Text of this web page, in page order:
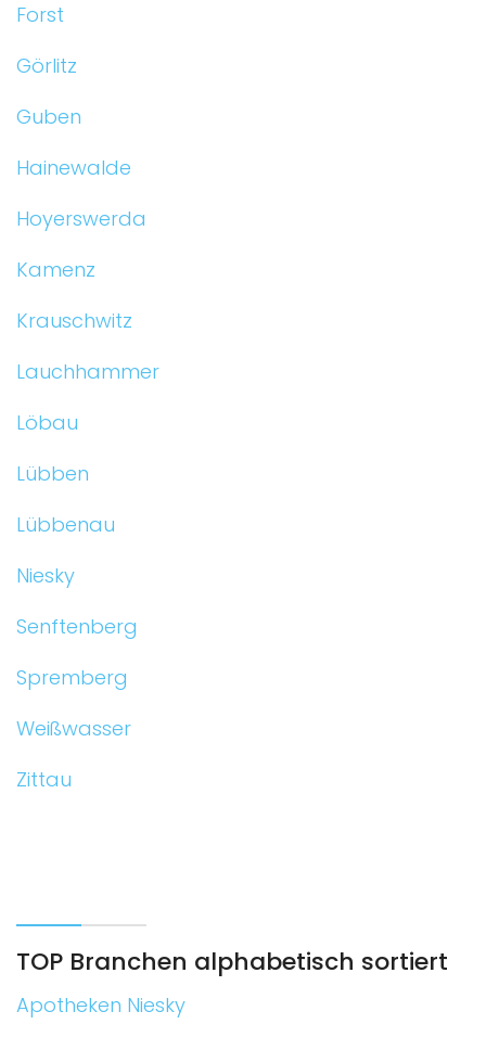
Forst
Görlitz
Guben
Hainewalde
Hoyerswerda
Kamenz
Krauschwitz
Lauchhammer
Löbau
Lübben
Lübbenau
Niesky
Senftenberg
Spremberg
Weißwasser
Zittau
TOP Branchen alphabetisch sortiert
Apotheken Niesky